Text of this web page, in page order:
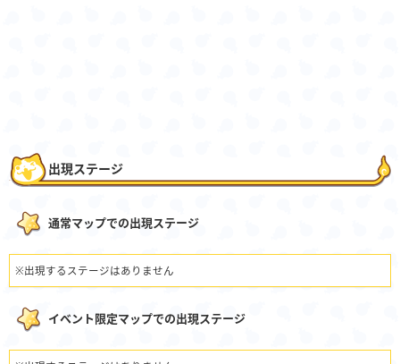
出現ステージ
通常マップでの出現ステージ
※出現するステージはありません
イベント限定マップでの出現ステージ